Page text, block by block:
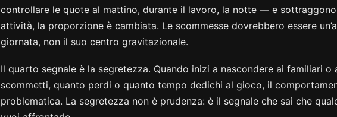
controllare le quote al mattino, durante il lavoro, la notte — e
attività, la proporzione è cambiata. Le scommesse dovrebbero essere
giornata, non il suo centro gravitazionale.
Il quarto segnale è la segretezza. Quando inizi a nascondere ai familiari o
scommetti, quanto perdi o quanto tempo dedichi al gioco, il
problematica. La segretezza non è prudenza: è il segnale che sai che